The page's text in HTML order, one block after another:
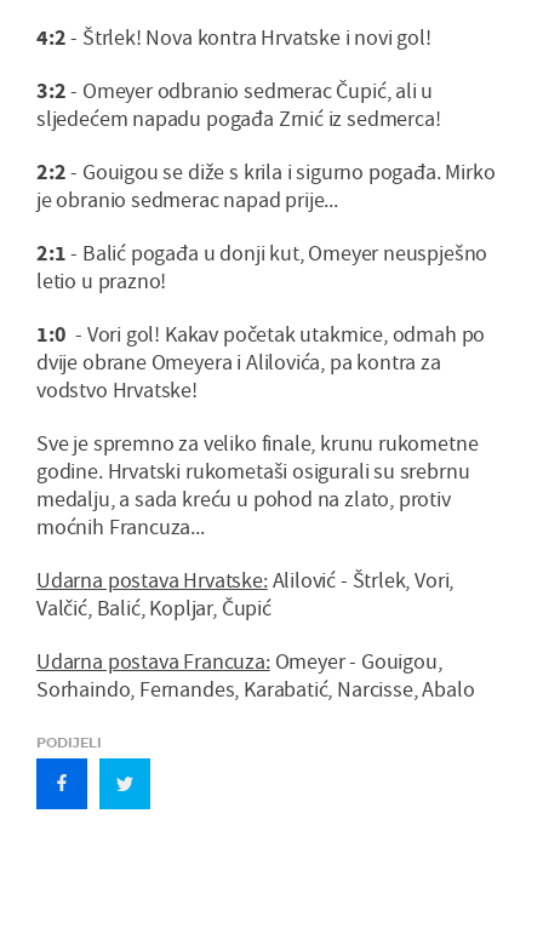
4:2- Štrlek! Nova kontra Hrvatske i novi gol!
3:2- Omeyer odbranio sedmerac Čupić, ali u
sljedećem napadu pogađa Zrnić iz sedmerca!
2:2- Gouigou se diže s krila i sigurno pogađa. Mirko
je obranio sedmerac napad prije...
2:1- Balić pogađa u donji kut, Omeyer neuspješno
letio u prazno!
1:0 - Vori gol! Kakav početak utakmice, odmah po
dvije obrane Omeyera i Alilovića, pa kontra za
vodstvo Hrvatske!
Sve je spremno za veliko finale, krunu rukometne
godine. Hrvatski rukometaši osigurali su srebrnu
medalju, a sada kreću u pohod na zlato, protiv
moćnih Francuza...
Udarna postava Hrvatske:Alilović - Štrlek, Vori,
Valčić, Balić, Kopljar, Čupić
Udarna postava Francuza:Omeyer - Gouigou,
Sorhaindo, Fernandes, Karabatić, Narcisse, Abalo
PODIJELI